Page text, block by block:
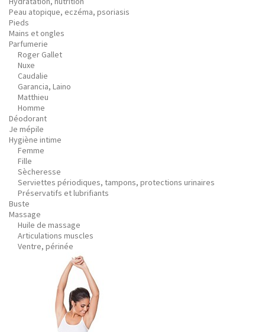
Peau atopique, eczéma, psoriasis
Pieds
Mains et ongles
Parfumerie
Roger Gallet
Nuxe
Caudalie
Garancia, Laino
Matthieu
Homme
Déodorant
Je mépile
Hygiène intime
Femme
Fille
Sècheresse
Serviettes périodiques, tampons, protections urinaires
Préservatifs et lubrifiants
Buste
Massage
Huile de massage
Articulations muscles
Ventre, périnée